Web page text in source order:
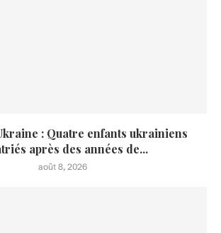
: Quatre enfants ukrainiens
après des années de...
août 8, 2026